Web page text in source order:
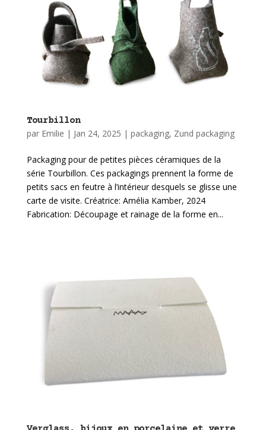
Tourbillon
par Emilie | Jan 24, 2025 | packaging, Zund packaging
Packaging pour de petites pièces céramiques de la
série Tourbillon. Ces packagings prennent la forme de
petits sacs en feutre à l’intérieur desquels se glisse une
carte de visite. Créatrice: Amélia Kamber, 2024
Fabrication: Découpage et rainage de la forme en...